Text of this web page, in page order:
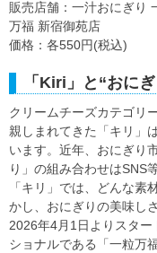
販売店舗：一汁おにぎり
万福 新宿御苑店
価格：各550円(税込)
「Kiri」と“おに
クリームチーズカテゴリ
親しまれてきた「キリ」
います。近年、おにぎり
り」の組み合わせはSNS
「キリ」では、どんな
かし、おにぎりの美味し
2026年4月1日よりスタ
ショナルである「一粒万